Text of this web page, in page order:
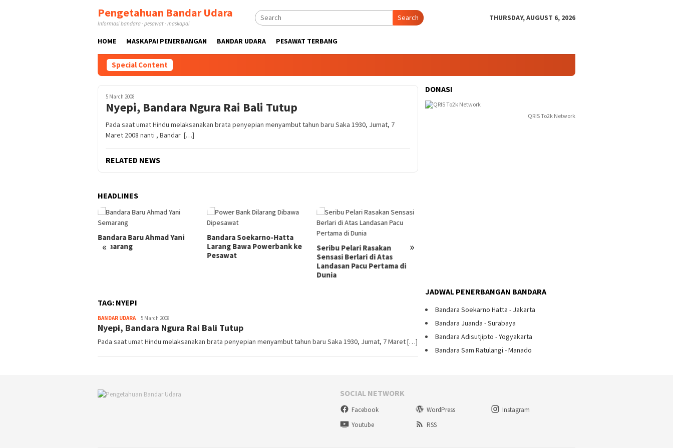
Pengetahuan Bandar Udara
Informasi bandara - pesawat - maskapai
Search THURSDAY, AUGUST 6, 2026
HOME MASKAPAI PENERBANGAN BANDAR UDARA PESAWAT TERBANG
Special Content
5 March 2008
Nyepi, Bandara Ngura Rai Bali Tutup
Pada saat umat Hindu melaksanakan brata penyepian menyambut tahun baru Saka 1930, Jumat, 7
Maret 2008 nanti , Bandar […]
RELATED NEWS
HEADLINES
« »
Bandara Baru Ahmad Yani
Semarang
Bandara Soekarno-Hatta
Larang Bawa Powerbank ke
Pesawat
Seribu Pelari Rasakan
Sensasi Berlari di Atas
Landasan Pacu Pertama di
Dunia
TAG: NYEPI
BANDAR UDARAWebmaster
5 March 2008
Nyepi, Bandara Ngura Rai Bali Tutup
Pada saat umat Hindu melaksanakan brata penyepian menyambut tahun baru Saka 1930, Jumat, 7 Maret […]
DONASI
QRIS To2k Network
JADWAL PENERBANGAN BANDARA
Bandara Soekarno Hatta - Jakarta
Bandara Juanda - Surabaya
Bandara Adisutjipto - Yogyakarta
Bandara Sam Ratulangi - Manado
SOCIAL NETWORK
Facebook WordPress
Instagram
Youtube
RSS